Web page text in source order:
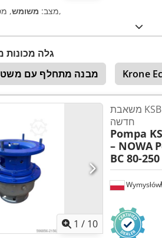
מצב: משומש, ,
גלה מכונות
מבנה מתחלף עם משטח
Krone
1 / 10
Wymysłów
משאבת KSB ETACHROM BC 80-250 –
חדשה
Pompa
– NOWA
BC 80-